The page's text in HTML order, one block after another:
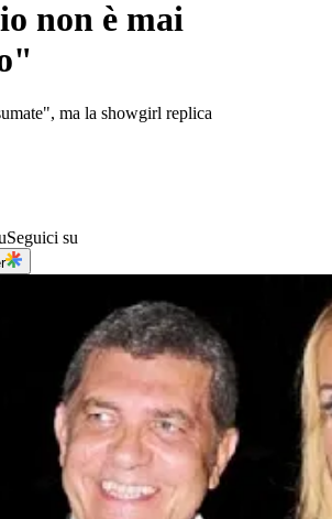
non è mai
ma la showgirl replica
Seguici su